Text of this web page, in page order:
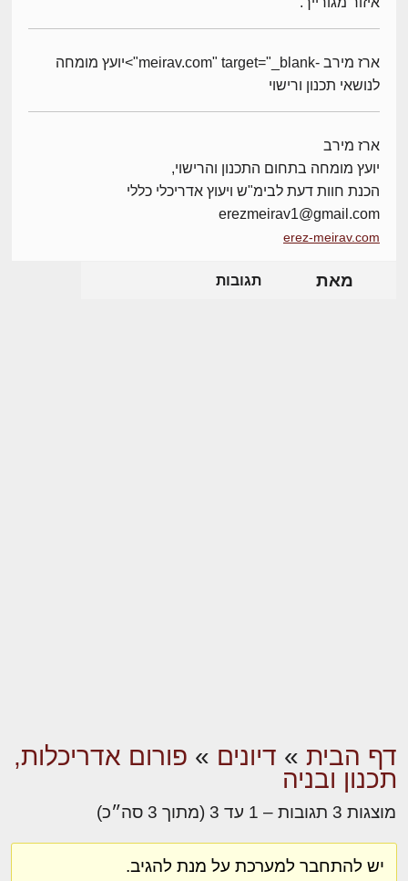
ארז מירב -meirav.com" target="_blank">יועץ מומחה
לנושאי תכנון ורישוי
ארז מירב
יועץ מומחה בתחום התכנון והרישוי,
הכנת חוות דעת לבימ"ש ויעוץ אדריכלי כללי
erezmeirav1@gmail.com
erez-meirav.com
מאת תגובות
דף הבית » דיונים » פורום אדריכלות,
תכנון ובניה
מוצגות 3 תגובות – 1 עד 3 (מתוך 3 סה״כ)
יש להתחבר למערכת על מנת להגיב.